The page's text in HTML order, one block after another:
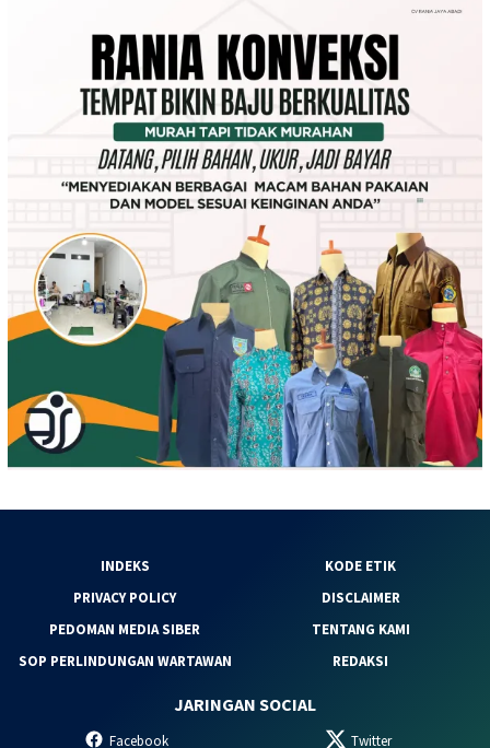
INDEKS
KODE ETIK
PRIVACY POLICY
DISCLAIMER
PEDOMAN MEDIA SIBER
TENTANG KAMI
SOP PERLINDUNGAN WARTAWAN
REDAKSI
JARINGAN SOCIAL
Facebook Twitter